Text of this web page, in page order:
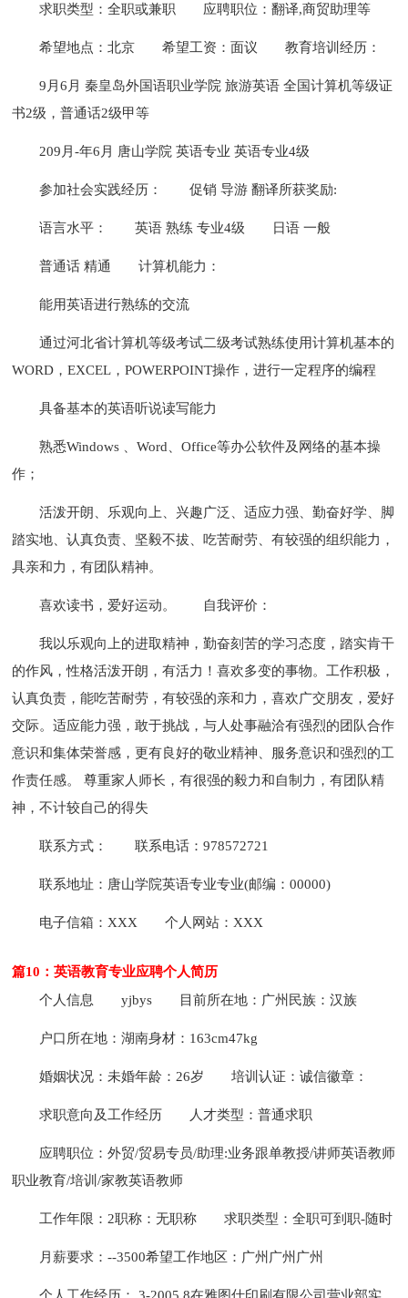
求职类型：全职或兼职 应聘职位：翻译,商贸助理等
希望地点：北京 希望工资：面议 教育培训经历：
9月6月 秦皇岛外国语职业学院 旅游英语 全国计算机等级证
书2级，普通话2级甲等
209月-年6月 唐山学院 英语专业 英语专业4级
参加社会实践经历： 促销 导游 翻译所获奖励:
语言水平： 英语 熟练 专业4级 日语 一般
普通话 精通 计算机能力：
能用英语进行熟练的交流
通过河北省计算机等级考试二级考试熟练使用计算机基本的
WORD，EXCEL，POWERPOINT操作，进行一定程序的编程
具备基本的英语听说读写能力
熟悉Windows 、Word、Office等办公软件及网络的基本操
作；
活泼开朗、乐观向上、兴趣广泛、适应力强、勤奋好学、脚
踏实地、认真负责、坚毅不拔、吃苦耐劳、有较强的组织能力，
具亲和力，有团队精神。
喜欢读书，爱好运动。 自我评价：
我以乐观向上的进取精神，勤奋刻苦的学习态度，踏实肯干
的作风，性格活泼开朗，有活力！喜欢多变的事物。工作积极，
认真负责，能吃苦耐劳，有较强的亲和力，喜欢广交朋友，爱好
交际。适应能力强，敢于挑战，与人处事融洽有强烈的团队合作
意识和集体荣誉感，更有良好的敬业精神、服务意识和强烈的工
作责任感。 尊重家人师长，有很强的毅力和自制力，有团队精
神，不计较自己的得失
联系方式： 联系电话：978572721
联系地址：唐山学院英语专业专业(邮编：00000)
电子信箱：XXX 个人网站：XXX
篇10：英语教育专业应聘个人简历
个人信息
yjbys 目前所在地：广州民族：汉族
户口所在地：湖南身材：163cm47kg
婚姻状况：未婚年龄：26岁 培训认证：诚信徽章：
求职意向及工作经历 人才类型：普通求职
应聘职位：外贸/贸易专员/助理:业务跟单教授/讲师英语教师
职业教育/培训/家教英语教师
工作年限：2职称：无职称 求职类型：全职可到职-随时
月薪要求：--3500希望工作地区：广州广州广州